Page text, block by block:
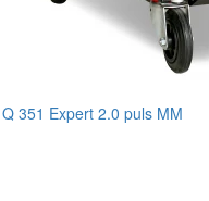
351 Expert 2.0 puls MM